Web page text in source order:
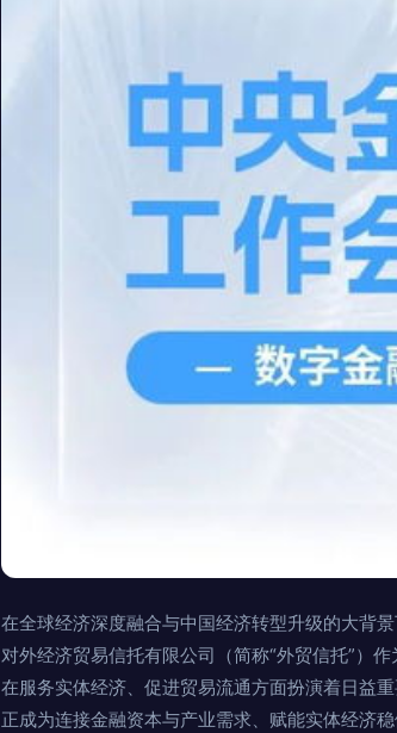
在全球经济深度融合与中国经济转型升级的大背
对外经济贸易信托有限公司（简称“外贸信托”）
在服务实体经济、促进贸易流通方面扮演着日益
正成为连接金融资本与产业需求、赋能实体经济稳